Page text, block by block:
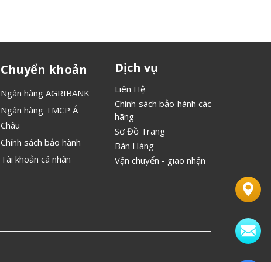
Chuyển khoản
Ngân hàng AGRIBANK
Ngân hàng TMCP Á
Châu
Chính sách bảo hành
Tài khoản cá nhân
Dịch vụ
Liên Hệ
Chính sách bảo hành các
hãng
Sơ Đồ Trang
Bán Hàng
Vận chuyển - giao nhận